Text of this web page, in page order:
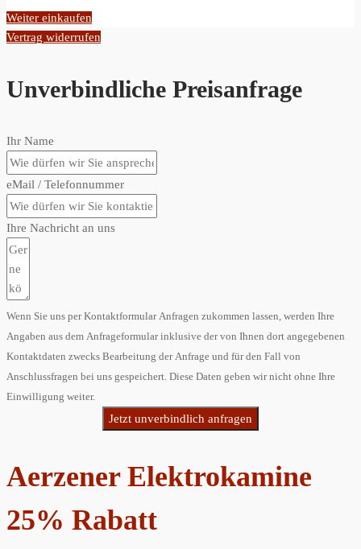
Weiter einkaufen
Vertrag widerrufen
Unverbindliche Preisanfrage
Ihr Name
eMail / Telefonnummer
Ihre Nachricht an uns
Wenn Sie uns per Kontaktformular Anfragen zukommen lassen, werden Ihre
Angaben aus dem Anfrageformular inklusive der von Ihnen dort angegebenen
Kontaktdaten zwecks Bearbeitung der Anfrage und für den Fall von
Anschlussfragen bei uns gespeichert. Diese Daten geben wir nicht ohne Ihre
Einwilligung weiter.
Jetzt unverbindlich anfragen
Aerzener Elektrokamine
25% Rabatt